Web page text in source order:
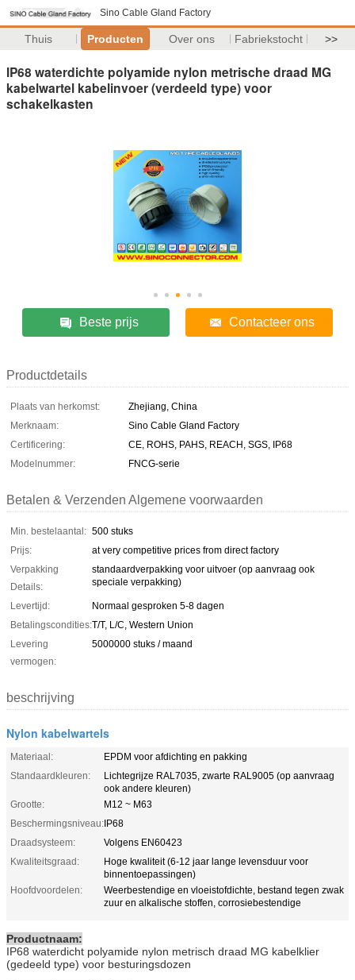
Sino Cable Gland Factory
Thuis Producten Over ons Fabriekstocht >>
IP68 waterdichte polyamide nylon metrische draad MG
kabelwartel kabelinvoer (verdeeld type) voor
schakelkasten
Beste prijs Contacteer ons
Productdetails
Plaats van herkomst:
Zhejiang, China
Merknaam:
Sino Cable Gland Factory
Certificering:
CE, ROHS, PAHS, REACH, SGS, IP68
Modelnummer:
FNCG-serie
Betalen & Verzenden Algemene voorwaarden
Min. bestelaantal: 500 stuks
Prijs:
at very competitive prices from direct factory
Verpakking
Details:
standaardverpakking voor uitvoer (op aanvraag ook
speciale verpakking)
Levertijd:
Normaal gesproken 5-8 dagen
Betalingscondities:T/T, L/C, Western Union
Levering
vermogen:
5000000 stuks / maand
beschrijving
Nylon kabelwartels
Materiaal:
EPDM voor afdichting en pakking
Standaardkleuren:
Lichtegrijze RAL7035, zwarte RAL9005 (op aanvraag
ook andere kleuren)
Grootte:
M12 ~ M63
Beschermingsniveau:IP68
Draadsysteem:
Volgens EN60423
Kwaliteitsgraad:
Hoge kwaliteit (6-12 jaar lange levensduur voor
binnentoepassingen)
Hoofdvoordelen:
Weerbestendige en vloeistofdichte, bestand tegen zwak
zuur en alkalische stoffen, corrosiebestendige
Productnaam:
IP68 waterdicht polyamide nylon metrisch draad MG kabelklier
(gedeeld type) voor besturingsdozen